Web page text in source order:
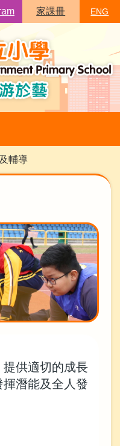
家課冊 ENG
輔導
供適切的成長
潛能及全人發